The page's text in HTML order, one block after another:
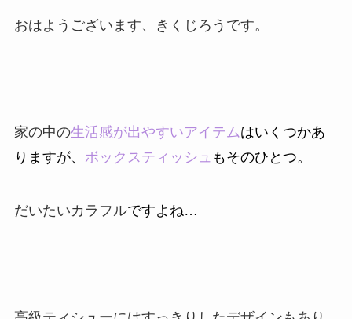
おはようございます、きくじろうです。
家の中の生活感が出やすいアイテムはいくつかあ
りますが、 ボックスティッシュ もそのひとつ。
だいたいカラフルですよね…